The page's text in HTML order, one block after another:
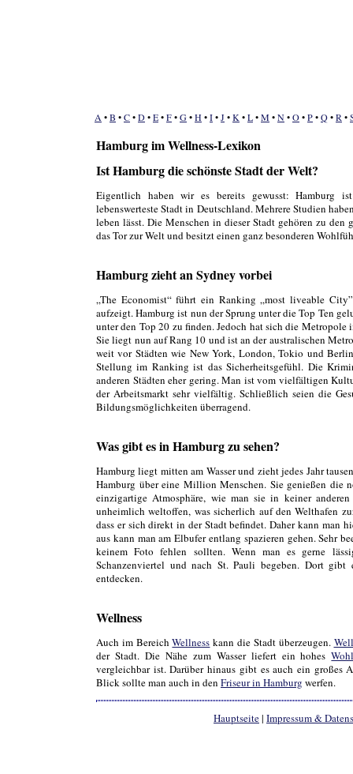
Hamburg im Wellness-Lexikon
Ist Hamburg die schönste Stadt der Welt?
Eigentlich haben wir es bereits gewusst: Hamburg
lebenswerteste Stadt in Deutschland. Mehrere Studien
leben lässt. Die Menschen in dieser Stadt gehören zu
das Tor zur Welt und besitzt einen ganz besonderen
Hamburg zieht an Sydney vorbei
„The Economist“ führt ein Ranking „most liveable
aufzeigt. Hamburg ist nun der Sprung unter die Top Ten
unter den Top 20 zu finden. Jedoch hat sich die
Sie liegt nun auf Rang 10 und ist an der australischen
weit vor Städten wie New York, London, Tokio und
Stellung im Ranking ist das Sicherheitsgefühl. Die
anderen Städten eher gering. Man ist vom vielfältigen
der Arbeitsmarkt sehr vielfältig. Schließlich seien die
Bildungsmöglichkeiten überragend.
Was gibt es in Hamburg zu sehen?
Hamburg liegt mitten am Wasser und zieht jedes Jahr
Hamburg über eine Million Menschen. Sie genießen die
einzigartige Atmosphäre, wie man sie in keiner
unheimlich weltoffen, was sicherlich auf den Welthafen
dass er sich direkt in der Stadt befindet. Daher kann man
aus kann man am Elbufer entlang spazieren gehen. Sehr
keinem Foto fehlen sollten. Wenn man es gerne
Schanzenviertel und nach St. Pauli begeben. Dort
entdecken.
Wellness
Auch im BereichWellness kann die Stadt überzeugen.
der Stadt. Die Nähe zum Wasser liefert ein hohes
vergleichbar ist. Darüber hinaus gibt es auch ein großes
Blick sollte man auch in den Friseur in Hamburg werfen.
Hauptseite| Impressum &
A •B •C•D•E•F•G•H•I•J•K •L•M•N•O•P•Q•R •